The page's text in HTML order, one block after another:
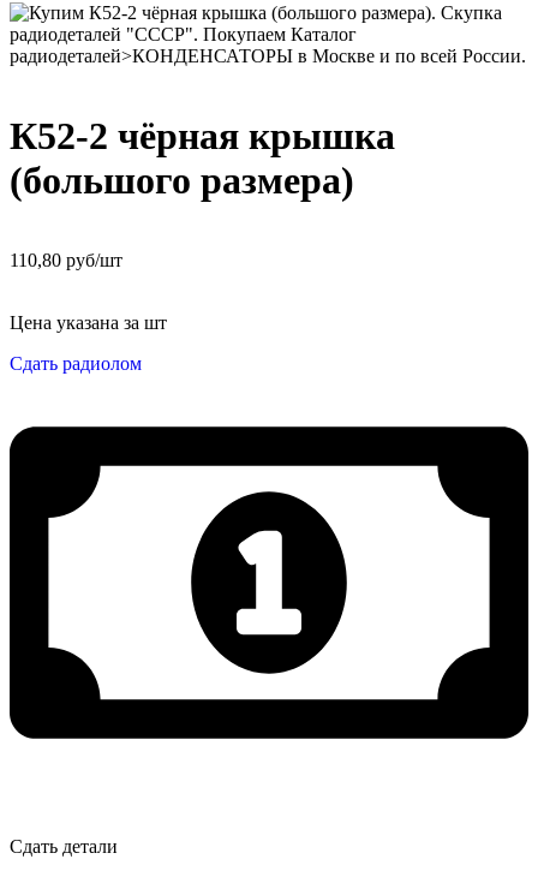
К52-2 чёрная крышка
(большого размера)
110,80 руб/шт
Цена указана за шт
Сдать радиолом
Сдать детали